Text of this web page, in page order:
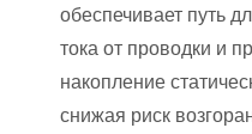
обеспечивает путь
тока от проводки и
накопление
снижая риск